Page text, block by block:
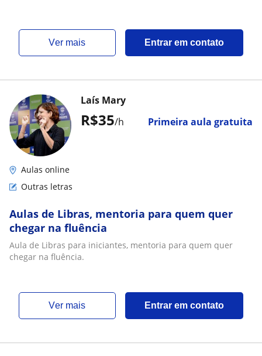
ver mais Entrar em contato
R$35/h Primeira aula gratuita
Laís Mary
Aulas online
Outras letras
Aulas de Libras, mentoria para quem quer
chegar na fluência
Aula de Libras para iniciantes, mentoria para quem quer
chegar na fluência.
ver mais Entrar em contato